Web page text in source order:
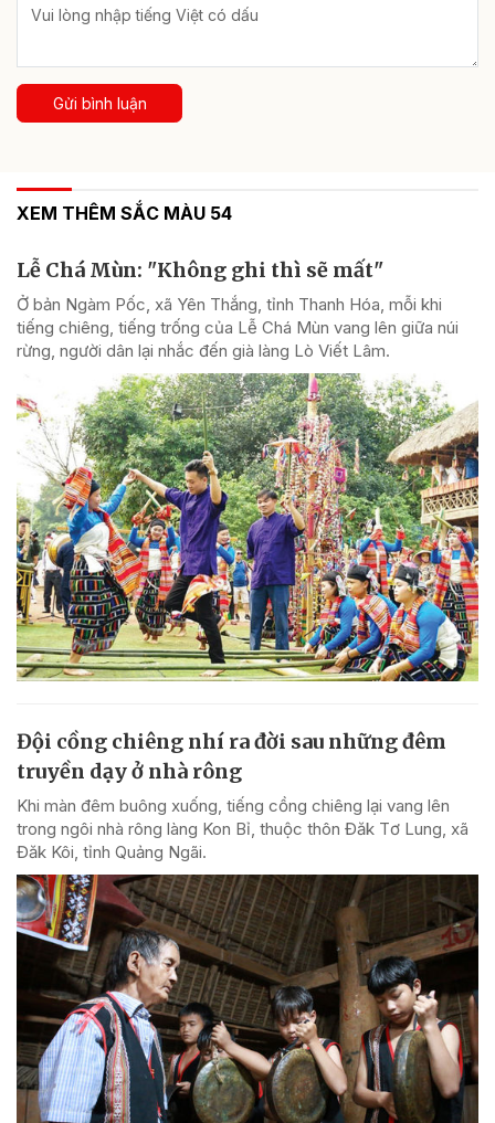
Gửi bình luận
XEM THÊM SẮC MÀU 54
Lễ Chá Mùn: "Không ghi thì sẽ mất"
Ở bản Ngàm Pốc, xã Yên Thắng, tỉnh Thanh Hóa, mỗi khi
tiếng chiêng, tiếng trống của Lễ Chá Mùn vang lên giữa núi
rừng, người dân lại nhắc đến già làng Lò Viết Lâm.
Đội cồng chiêng nhí ra đời sau những đêm
truyền dạy ở nhà rông
Khi màn đêm buông xuống, tiếng cồng chiêng lại vang lên
trong ngôi nhà rông làng Kon Bỉ, thuộc thôn Đăk Tơ Lung, xã
Đăk Kôi, tỉnh Quảng Ngãi.